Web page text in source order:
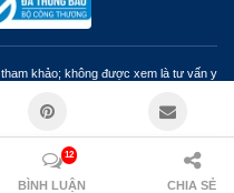
12
BÌNH LUẬN CHIA SẺ
khảo; không được xem là tư vấn y
nhiệm